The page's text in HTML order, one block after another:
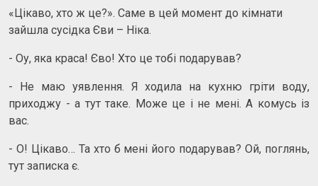
«Цікаво, хто ж це?». Саме в цей момент до кімнати
зайшла сусідка Єви – Ніка.
- Оу, яка краса! Єво! Хто це тобі подарував?
- Не маю уявлення. Я ходила на кухню гріти воду,
приходжу - а тут таке. Може це і не мені. А комусь із
вас.
- О! Цікаво… Та хто б мені його подарував? Ой, поглянь,
тут записка є.